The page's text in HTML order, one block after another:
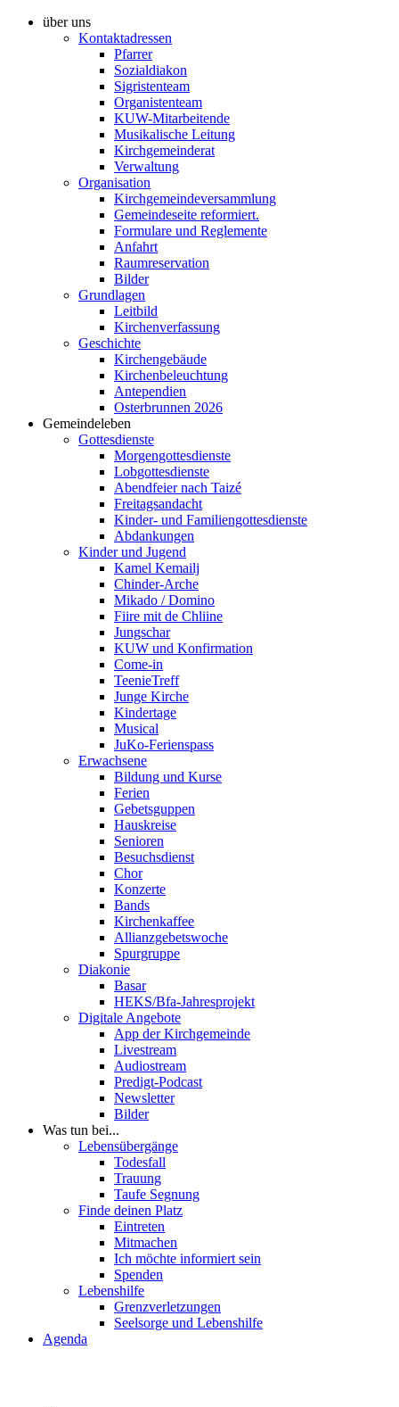
über uns
Kontaktadressen
Pfarrer
Sozialdiakon
Sigristenteam
Organistenteam
KUW-Mitarbeitende
Musikalische Leitung
Kirchgemeinderat
Verwaltung
Organisation
Kirchgemeindeversammlung
Gemeindeseite reformiert.
Formulare und Reglemente
Anfahrt
Raumreservation
Bilder
Grundlagen
Leitbild
Kirchenverfassung
Geschichte
Kirchengebäude
Kirchenbeleuchtung
Antependien
Osterbrunnen 2026
Gemeindeleben
Gottesdienste
Morgengottesdienste
Lobgottesdienste
Abendfeier nach Taizé
Freitagsandacht
Kinder- und Familien­gottesdienste
Abdankungen
Kinder und Jugend
Kamel Kemailj
Chinder-Arche
Mikado / Domino
Fiire mit de Chliine
Jungschar
KUW und Konfirmation
Come-in
TeenieTreff
Junge Kirche
Kindertage
Musical
JuKo-Ferienspass
Erwachsene
Bildung und Kurse
Ferien
Gebetsguppen
Hauskreise
Senioren
Besuchsdienst
Chor
Konzerte
Bands
Kirchenkaffee
Allianzgebetswoche
Spurgruppe
Diakonie
Basar
HEKS/Bfa-Jahresprojekt
Digitale Angebote
App der Kirchgemeinde
Livestream
Audiostream
Predigt-Podcast
Newsletter
Bilder
Was tun bei...
Lebensübergänge
Todesfall
Trauung
Taufe Segnung
Finde deinen Platz
Eintreten
Mitmachen
Ich möchte informiert sein
Spenden
Lebenshilfe
Grenzverletzungen
Seelsorge und Lebenshilfe
Agenda